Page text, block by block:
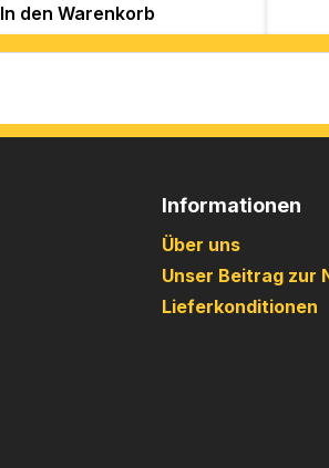
In den Warenkorb
Informationen
Über uns
Unser Beitrag zur
Lieferkonditionen